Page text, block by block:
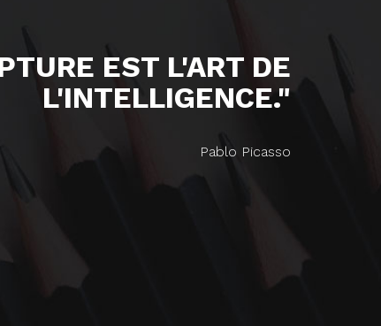
EST L'ART DE
L'INTELLIGENCE."
Pablo Picasso